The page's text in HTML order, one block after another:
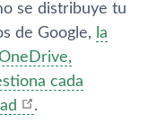
se distribuye tu
de Google, la
cada
.